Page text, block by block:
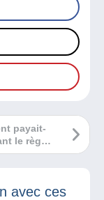
payait-
le règne
?
avec ces